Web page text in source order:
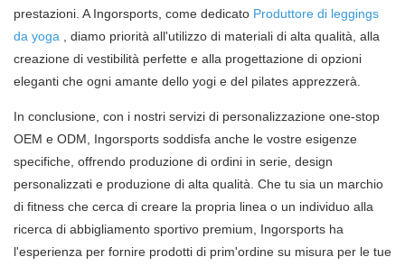
prestazioni. A Ingorsports, come dedicato Produttore di leggings
da yoga , diamo priorità all'utilizzo di materiali di alta qualità, alla
creazione di vestibilità perfette e alla progettazione di opzioni
eleganti che ogni amante dello yogi e del pilates apprezzerà.
In conclusione, con i nostri servizi di personalizzazione one-stop
OEM e ODM, Ingorsports soddisfa anche le vostre esigenze
specifiche, offrendo produzione di ordini in serie, design
personalizzati e produzione di alta qualità. Che tu sia un marchio
di fitness che cerca di creare la propria linea o un individuo alla
ricerca di abbigliamento sportivo premium, Ingorsports ha
l'esperienza per fornire prodotti di prim'ordine su misura per le tue